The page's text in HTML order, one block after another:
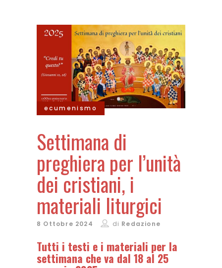
ecumenismo
Settimana di
preghiera per l’unità
dei cristiani, i
materiali liturgici
8 Ottobre 2024 di Redazione
Tutti i testi e i materiali per la
settimana che va dal 18 al 25